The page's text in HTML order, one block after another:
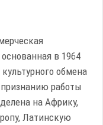
в 1964
обмена
работы
на Африку,
Латинскую